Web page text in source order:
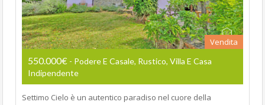
Vendita
550.000€ - Podere E Casale, Rustico, Villa E Casa
Indipendente
Settimo Cielo è un autentico paradiso nel cuore della